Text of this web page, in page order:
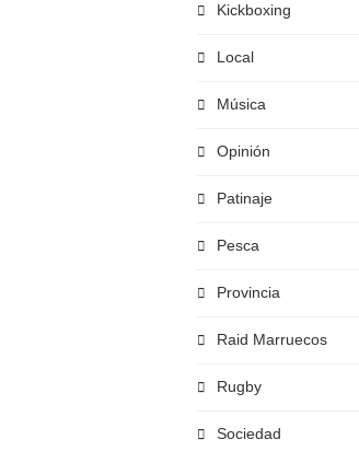
Kickboxing
Local
Música
Opinión
Patinaje
Pesca
Provincia
Raid Marruecos
Rugby
Sociedad